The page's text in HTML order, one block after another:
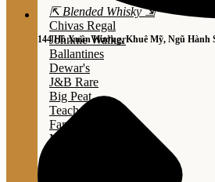
144 Hồ Xuân Hương, Khuê Mỹ, Ngũ Hành
⇱ Blended Whisky ⇲
Chivas Regal
Johnnie Walker
Ballantines
Dewar's
J&B Rare
Big Peat
Teacher's
Famous Grouse
Monkey Shouder